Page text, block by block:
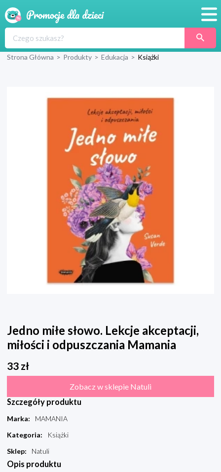
Produkty
Blog
Wyprawka
Strona Główna > Produkty > Edukacja > Książki
Jedno miłe słowo. Lekcje akceptacji,
miłości i odpuszczania Mamania
33 zł
Zobacz w sklepie Natuli
Szczegóły produktu
Marka:
MAMANIA
Kategoria:
Książki
Sklep: Natuli
Opis produktu